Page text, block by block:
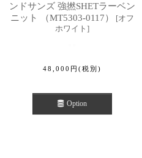
ンドサンズ 強撚SHETラーベン
ニット （MT5303-0117）
[オフ
ホワイト ]
48,000 円 (税別)
Option